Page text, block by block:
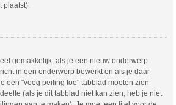
plaatst).
gemakkelijk, als je een nieuw onderwerp
in een onderwerp bewerkt en als je daar
een "voeg peiling toe" tabblad moeten zien
(als je dit tabblad niet kan zien, heb je niet